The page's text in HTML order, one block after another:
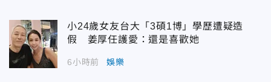
小24歲女友台大「3碩1博」學歷遭疑造
假 姜厚任護愛：還是喜歡她
6小時前 娛樂